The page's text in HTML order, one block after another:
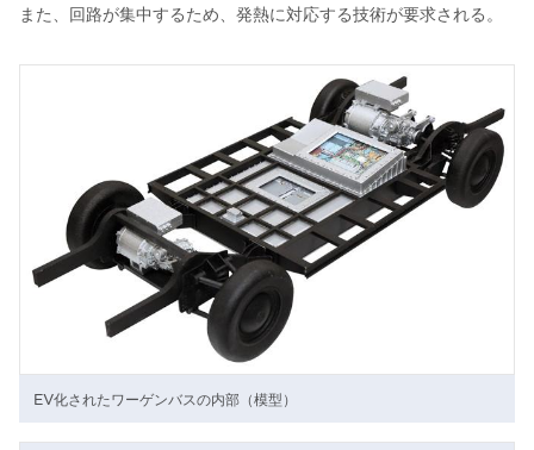
また、回路が集中するため、発熱に対応する技術が要求される。
EV化されたワーゲンバスの内部（模型）